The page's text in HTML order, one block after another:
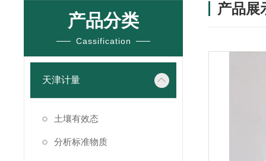
产品分类
Cassification
天津计量
土壤有效态
分析标准物质
产品展